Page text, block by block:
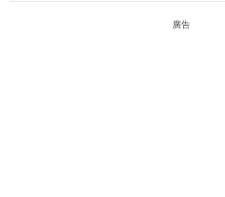
廣告